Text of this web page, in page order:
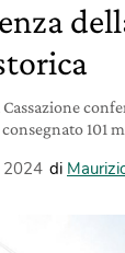
101
2024 di